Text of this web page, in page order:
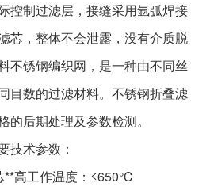
控制过滤层，接缝采用氩弧焊接
芯，整体不会泄露，没有介质脱
不锈钢编织网，是一种由不同丝
数的过滤材料。 不锈钢折叠滤
的后期处理及参数检测。
技术参数：
**高工作温度： ≤650℃